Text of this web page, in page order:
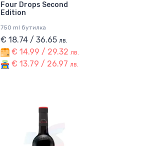
Four Drops Second
Edition
750 ml бутилка
€ 18.74 / 36.65лв.
€ 14.99 / 29.32лв.
€ 13.79 / 26.97лв.